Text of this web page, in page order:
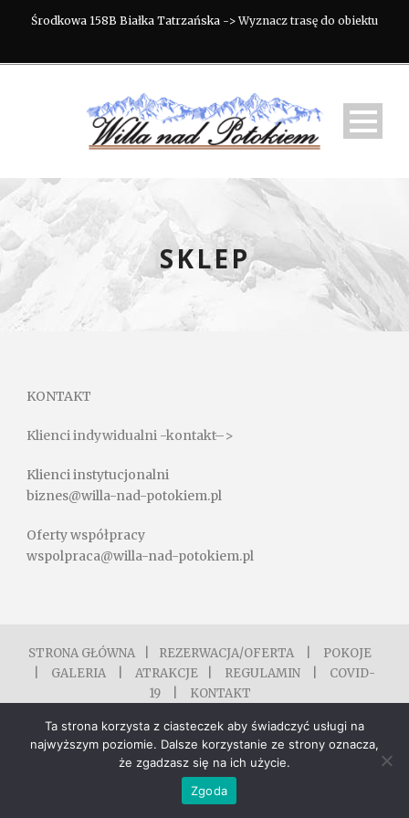
Środkowa 158B Białka Tatrzańska ->Wyznacz trasę do obiektu
SKLEP
KONTAKT
Klienci indywidualni -kontakt–>
Klienci instytucjonalni
biznes@willa-nad-potokiem.pl
Oferty współpracy
wspolpraca@willa-nad-potokiem.pl
STRONA GŁÓWNA REZERWACJA/OFERTA
POKOJE
GALERIA ATRAKCJE REGULAMIN
COVID-
19
KONTAKT
Ta strona korzysta z ciasteczek aby świadczyć usługi na
najwyższym poziomie. Dalsze korzystanie ze strony oznacza,
że zgadzasz się na ich użycie.
Zgoda